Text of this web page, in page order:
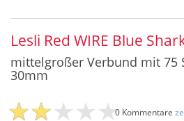
Lesli Red WIRE Blue
mittelgroßer Verbund mit 75
30mm
0 Kommentare